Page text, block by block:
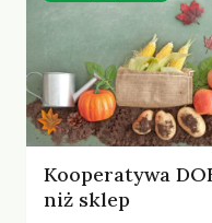
Polsce.
Kooperatywa
niż sklep